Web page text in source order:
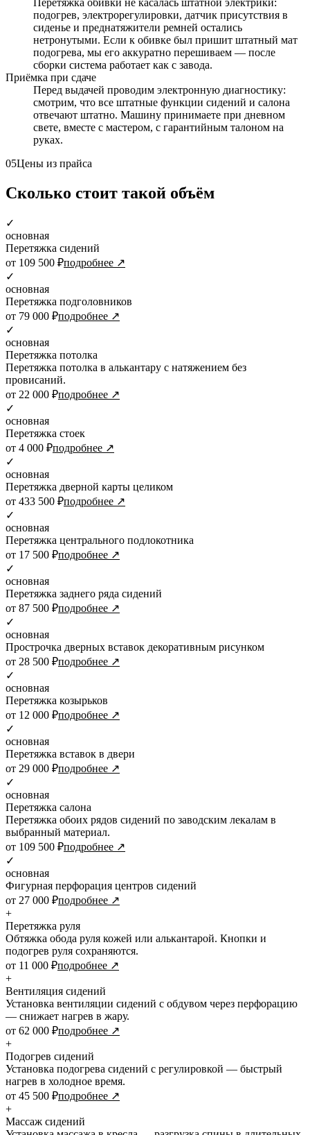
Перетяжка обивки не касалась штатной электрики:
подогрев, электрорегулировки, датчик присутствия в
сиденье и преднатяжители ремней остались
нетронутыми. Если к обивке был пришит штатный мат
подогрева, мы его аккуратно перешиваем — после
сборки система работает как с завода.
Приёмка при сдаче
Перед выдачей проводим электронную диагностику:
смотрим, что все штатные функции сидений и салона
отвечают штатно. Машину принимаете при дневном
свете, вместе с мастером, с гарантийным талоном на
руках.
05Цены из прайса
Сколько стоит такой объём
✓
основная
Перетяжка сидений
от 109 500 ₽подробнее ↗
✓
основная
Перетяжка подголовников
от 79 000 ₽подробнее ↗
✓
основная
Перетяжка потолка
Перетяжка потолка в алькантару с натяжением без
провисаний.
от 22 000 ₽подробнее ↗
✓
основная
Перетяжка стоек
от 4 000 ₽подробнее ↗
✓
основная
Перетяжка дверной карты целиком
от 433 500 ₽подробнее ↗
✓
основная
Перетяжка центрального подлокотника
от 17 500 ₽подробнее ↗
✓
основная
Перетяжка заднего ряда сидений
от 87 500 ₽подробнее ↗
✓
основная
Прострочка дверных вставок декоративным рисунком
от 28 500 ₽подробнее ↗
✓
основная
Перетяжка козырьков
от 12 000 ₽подробнее ↗
✓
основная
Перетяжка вставок в двери
от 29 000 ₽подробнее ↗
✓
основная
Перетяжка салона
Перетяжка обоих рядов сидений по заводским лекалам в
выбранный материал.
от 109 500 ₽подробнее ↗
✓
основная
Фигурная перфорация центров сидений
от 27 000 ₽подробнее ↗
+
Перетяжка руля
Обтяжка обода руля кожей или алькантарой. Кнопки и
подогрев руля сохраняются.
от 11 000 ₽подробнее ↗
+
Вентиляция сидений
Установка вентиляции сидений с обдувом через перфорацию
— снижает нагрев в жару.
от 62 000 ₽подробнее ↗
+
Подогрев сидений
Установка подогрева сидений с регулировкой — быстрый
нагрев в холодное время.
от 45 500 ₽подробнее ↗
+
Массаж сидений